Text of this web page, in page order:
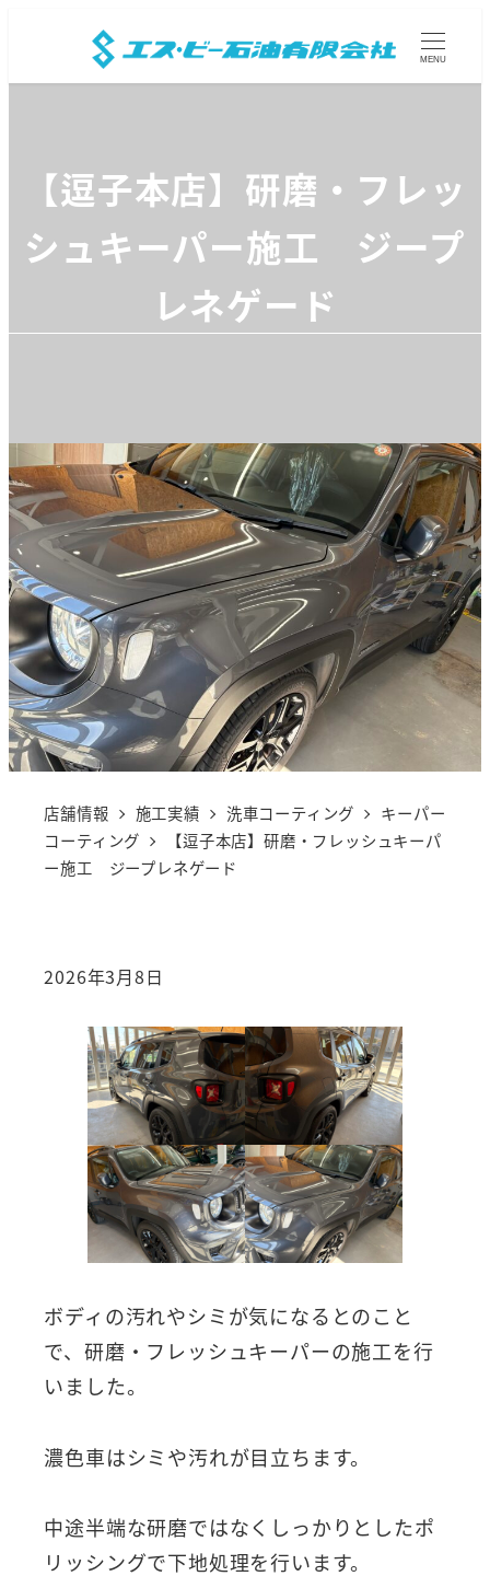
MENU
【逗子本店】研磨・フレッ
シュキーパー施工 ジープ
レネゲード
店舗情報 施工実績 洗車コーティング
キーパー
コーティング
【逗子本店】研磨・フレッシュキーパ
ー施工 ジープレネゲード
2026年3月8日
ボディの汚れやシミが気になるとのこと
で、研磨・フレッシュキーパーの施工を行
いました。
濃色車はシミや汚れが目立ちます。
中途半端な研磨ではなくしっかりとしたポ
リッシングで下地処理を行います。